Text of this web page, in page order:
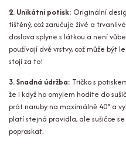
2. Unikátní potisk: Originální
tištěný, což zaručuje živé a
doslova splyne s látkou a není
používají dvě vrstvy, což může
stojí za to!
3. Snadná údržba: Tričko s
že i když ho omylem hodíte do
prát naruby na maximálně 40° a
platí stejná pravidla, ale sušičce
popraskat.